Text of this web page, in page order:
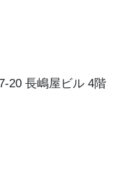
20 長嶋屋ビル 4階